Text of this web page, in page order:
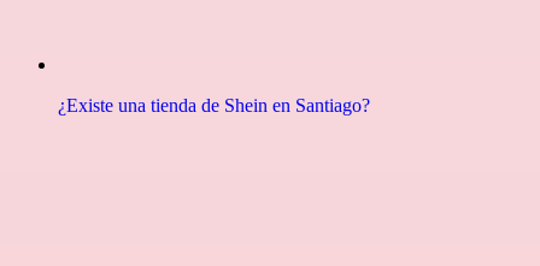
¿Existe una tienda de Shein en Santiago?